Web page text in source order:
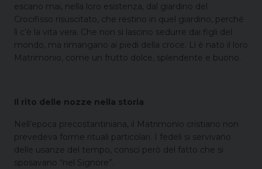
escano mai, nella loro esistenza, dal giardino del
Crocifisso risuscitato, che restino in quel giardino, perché
lì c’è la vita vera. Che non si lascino sedurre dai figli del
mondo, ma rimangano ai piedi della croce. Lì è nato il loro
Matrimonio, come un frutto dolce, splendente e buono.
Il rito delle nozze nella storia
Nell’epoca precostantiniana, il Matrimonio cristiano non
prevedeva forme rituali particolari. I fedeli si servivano
delle usanze del tempo, consci però del fatto che si
sposavano “nel Signore”.